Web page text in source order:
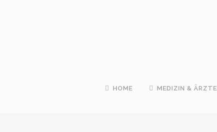
HOME MEDIZIN & ÄRZTE